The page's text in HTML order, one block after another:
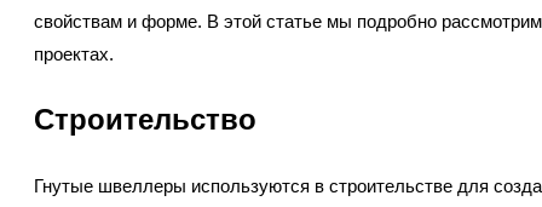
свойствам и форме. В этой статье мы подробно
проектах.
Строительство
Гнутые швеллеры используются в строительстве для